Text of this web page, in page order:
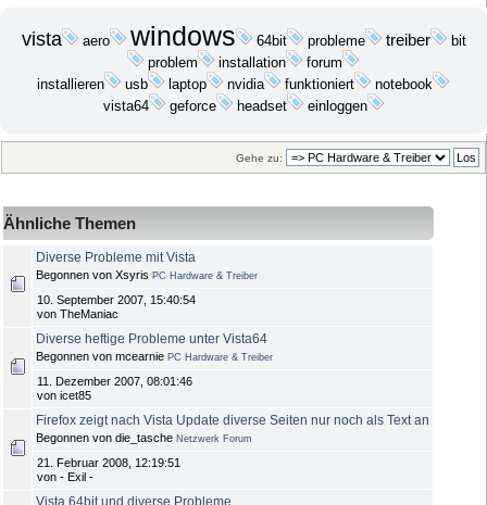
vista aero windows 64bit probleme treiber
bit
problem
installation forum
installieren usb laptop nvidia funktioniert notebook
vista64 geforce headset einloggen
Gehe zu:
Ähnliche Themen
Diverse Probleme mit Vista
Begonnen von Xsyris PC Hardware & Treiber
10. September 2007, 15:40:54
von TheManiac
Diverse heftige Probleme unter Vista64
Begonnen von mcearnie PC Hardware & Treiber
11. Dezember 2007, 08:01:46
von icet85
Firefox zeigt nach Vista Update diverse Seiten nur noch als Text an
Begonnen von die_tasche Netzwerk Forum
21. Februar 2008, 12:19:51
von - Exil -